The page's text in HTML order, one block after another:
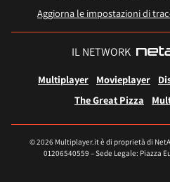
Aggiorna le impostazioni di
IL NETWORK
Multiplayer Movieplayer
The Great Pizza
© 2026 Multiplayer.it è di proprietà di
01206540559 – Sede Legale: Piazza